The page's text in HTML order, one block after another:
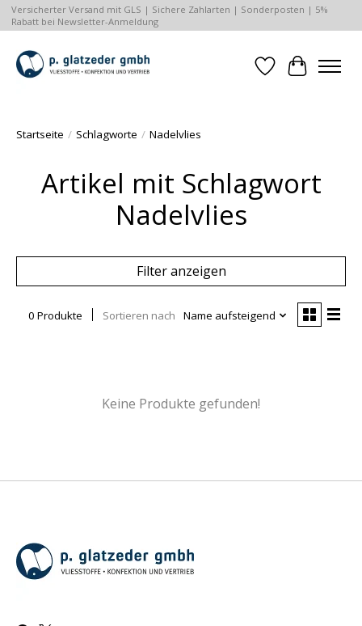
Versicherter Versand mit GLS | Sichere Zahlarten | Sonderposten | 5%
Rabatt bei Newsletter-Anmeldung
Wunschzettel
Ihr
Startseite / Schlagworte / Nadelvlies
Artikel mit Schlagwort
Nadelvlies
Filter anzeigen
0 Produkte Sortieren nach Name aufsteigend
Keine Produkte gefunden!